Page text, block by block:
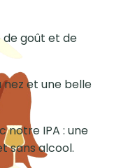
de goût et de
nez et une belle
notre IPA : une
sans alcool.